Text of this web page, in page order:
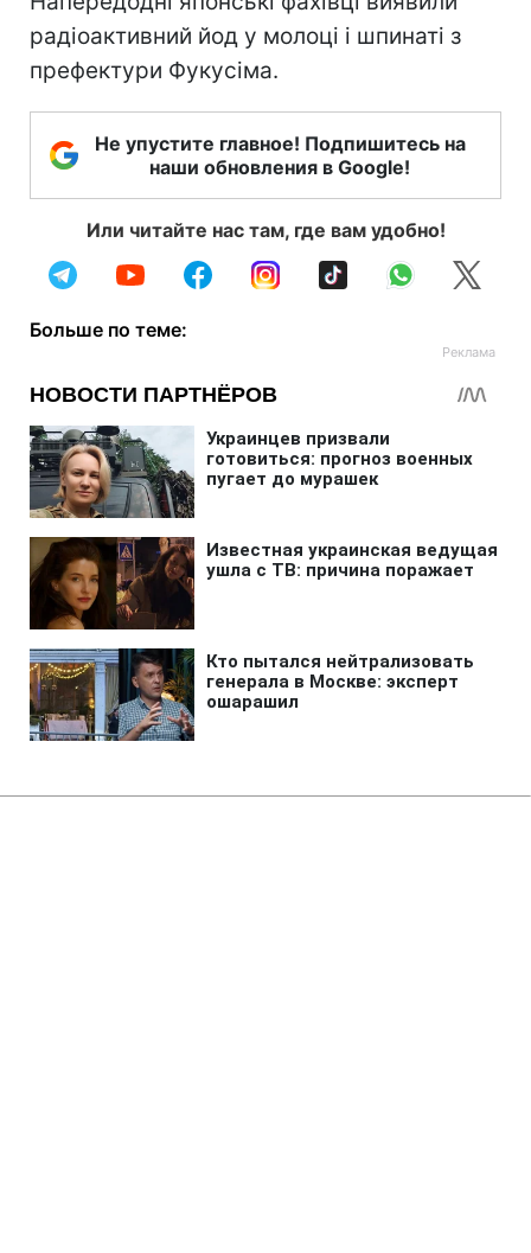
радіоактивний йод у молоці і шпинаті з
префектури Фукусіма.
Не упустите главное! Подпишитесь на
наши обновления в Google!
Или читайте нас там, где вам удобно!
Больше по теме: